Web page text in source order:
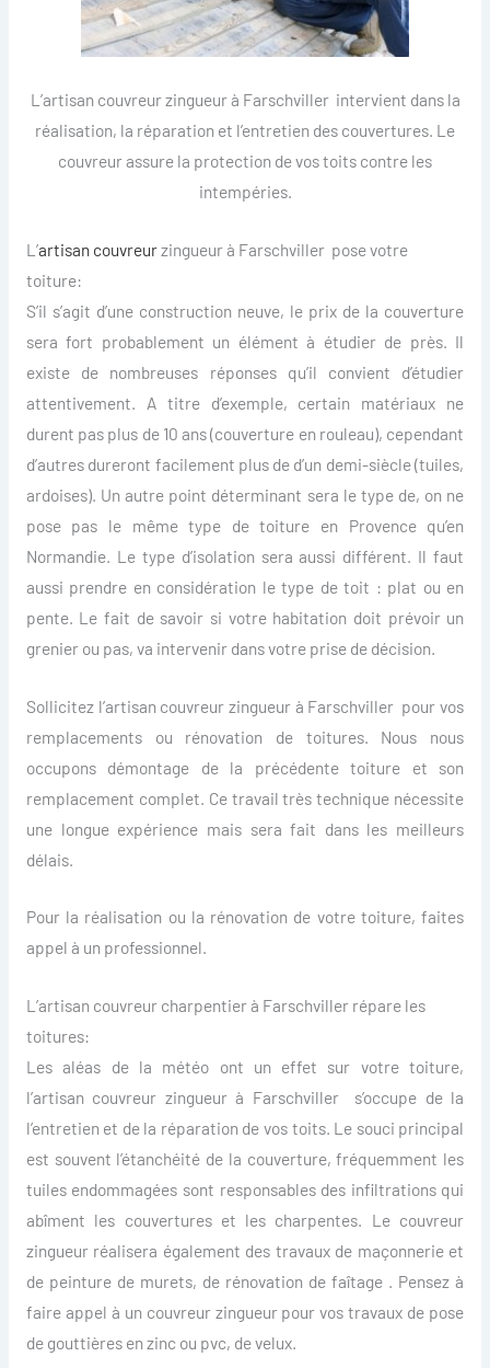
L’artisan couvreur zingueur à Farschviller intervient dans la
réalisation, la réparation et l’entretien des couvertures. Le
couvreur assure la protection de vos toits contre les
intempéries.
L’artisan couvreurzingueur à Farschviller pose votre
toiture:
S’il s’agit d’une construction neuve, le prix de la couverture
sera fort probablement un élément à étudier de près. Il
existe de nombreuses réponses qu’il convient d’étudier
attentivement. A titre d’exemple, certain matériaux ne
durent pas plus de 10 ans (couverture en rouleau), cependant
d’autres dureront facilement plus de d’un demi-siècle (tuiles,
ardoises). Un autre point déterminant sera le type de, on ne
pose pas le même type de toiture en Provence qu’en
Normandie. Le type d’isolation sera aussi différent. Il faut
aussi prendre en considération le type de toit : plat ou en
pente. Le fait de savoir si votre habitation doit prévoir un
grenier ou pas, va intervenir dans votre prise de décision.
Sollicitez l’artisan couvreur zingueur à Farschviller pour vos
remplacements ou rénovation de toitures. Nous nous
occupons démontage de la précédente toiture et son
remplacement complet. Ce travail très technique nécessite
une longue expérience mais sera fait dans les meilleurs
délais.
Pour la réalisation ou la rénovation de votre toiture, faites
appel à un professionnel.
L’artisan couvreur charpentier à Farschviller répare les
toitures:
Les aléas de la météo ont un effet sur votre toiture,
l’artisan couvreur zingueur à Farschviller s’occupe de la
l’entretien et de la réparation de vos toits. Le souci principal
est souvent l’étanchéité de la couverture, fréquemment les
tuiles endommagées sont responsables des infiltrations qui
abîment les couvertures et les charpentes. Le couvreur
zingueur réalisera également des travaux de maçonnerie et
de peinture de murets, de rénovation de faîtage . Pensez à
faire appel à un couvreur zingueur pour vos travaux de pose
de gouttières en zinc ou pvc, de velux.